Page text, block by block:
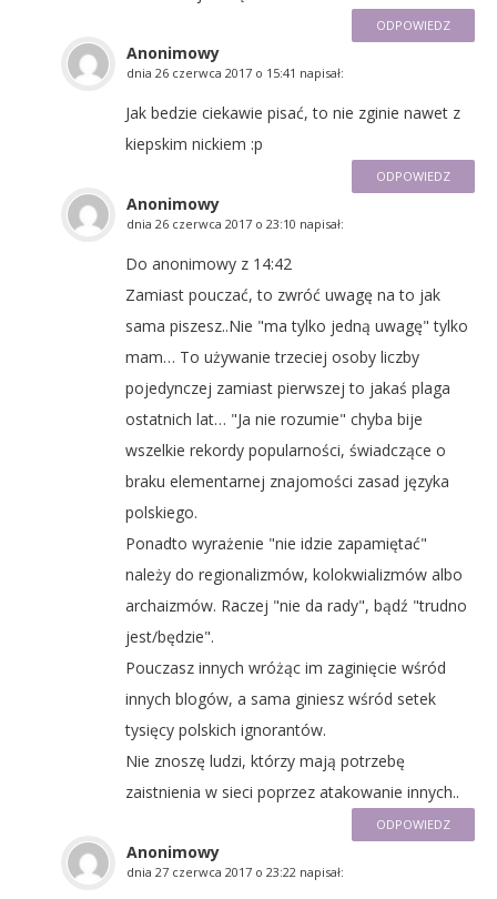
ODPOWIEDZ
Anonimowy
dnia 26 czerwca 2017 o 15:41 napisał:
Jak bedzie ciekawie pisać, to nie zginie nawet z
kiepskim nickiem :p
ODPOWIEDZ
Anonimowy
dnia 26 czerwca 2017 o 23:10 napisał:
Do anonimowy z 14:42
Zamiast pouczać, to zwróć uwagę na to jak
sama piszesz..Nie "ma tylko jedną uwagę" tylko
mam… To używanie trzeciej osoby liczby
pojedynczej zamiast pierwszej to jakaś plaga
ostatnich lat… "Ja nie rozumie" chyba bije
wszelkie rekordy popularności, świadczące o
braku elementarnej znajomości zasad języka
polskiego.
Ponadto wyrażenie "nie idzie zapamiętać"
należy do regionalizmów, kolokwializmów albo
archaizmów. Raczej "nie da rady", bądź "trudno
jest/będzie".
Pouczasz innych wróżąc im zaginięcie wśród
innych blogów, a sama giniesz wśród setek
tysięcy polskich ignorantów.
Nie znoszę ludzi, którzy mają potrzebę
zaistnienia w sieci poprzez atakowanie innych..
ODPOWIEDZ
Anonimowy
dnia 27 czerwca 2017 o 23:22 napisał: